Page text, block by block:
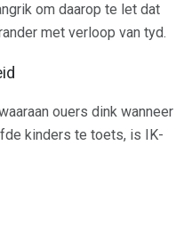
om daarop te let dat
met verloop van tyd.
ouers dink wanneer
kinders te toets, is IK-